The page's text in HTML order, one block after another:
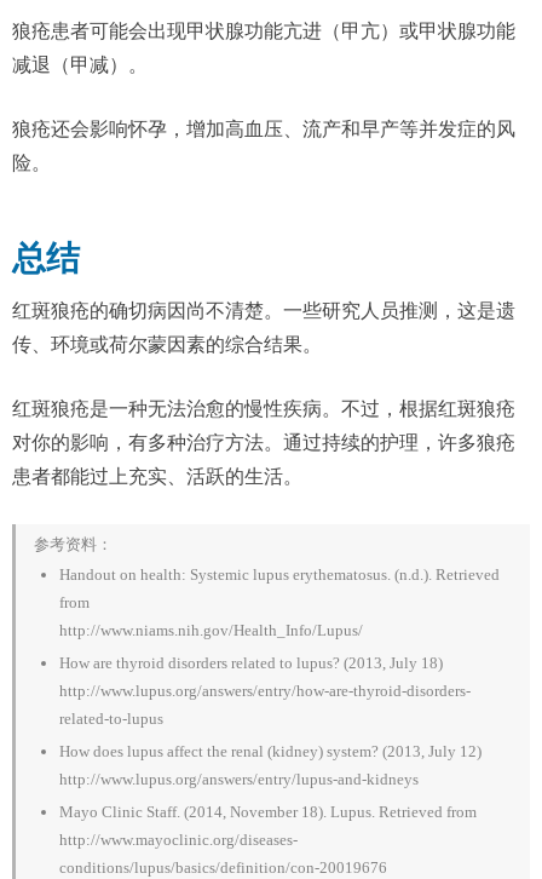
狼疮患者可能会出现甲状腺功能亢进（甲亢）或甲状腺功能
减退（甲减）。
狼疮还会影响怀孕，增加高血压、流产和早产等并发症的风
险。
总结
红斑狼疮的确切病因尚不清楚。一些研究人员推测，这是遗
传、环境或荷尔蒙因素的综合结果。
红斑狼疮是一种无法治愈的慢性疾病。不过，根据红斑狼疮
对你的影响，有多种治疗方法。通过持续的护理，许多狼疮
患者都能过上充实、活跃的生活。
参考资料：
Handout on health: Systemic lupus erythematosus. (n.d.). Retrieved
from
http://www.niams.nih.gov/Health_Info/Lupus/
How are thyroid disorders related to lupus? (2013, July 18)
http://www.lupus.org/answers/entry/how-are-thyroid-disorders-
related-to-lupus
How does lupus affect the renal (kidney) system? (2013, July 12)
http://www.lupus.org/answers/entry/lupus-and-kidneys
Mayo Clinic Staff. (2014, November 18). Lupus. Retrieved from
http://www.mayoclinic.org/diseases-
conditions/lupus/basics/definition/con-20019676